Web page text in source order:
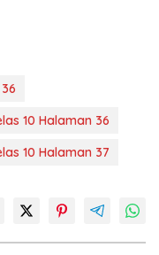
10 Halaman 36
10 Halaman 37